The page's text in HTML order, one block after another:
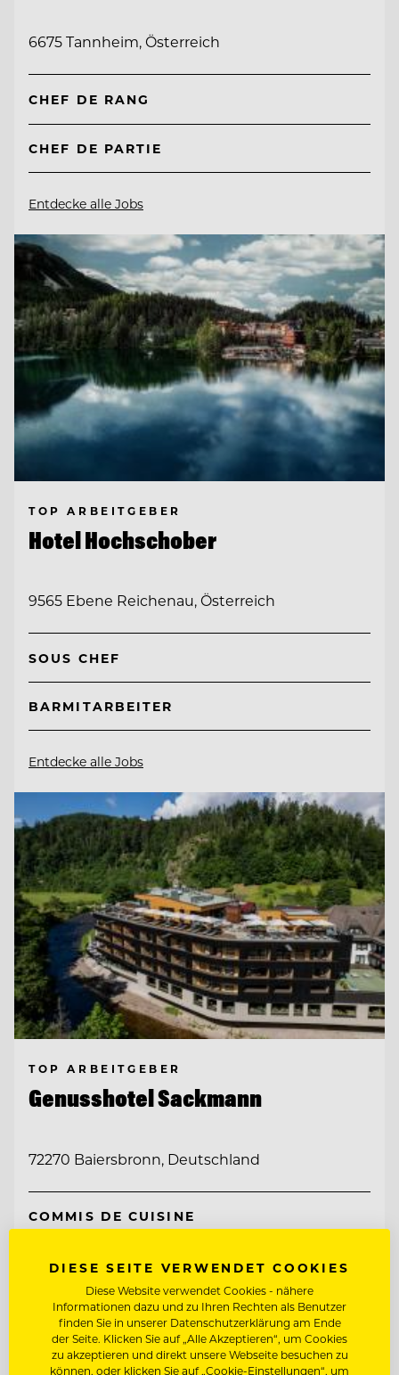
6675 Tannheim, Österreich
CHEF DE RANG
CHEF DE PARTIE
Entdecke alle Jobs
TOP ARBEITGEBER
Hotel Hochschober
9565 Ebene Reichenau, Österreich
SOUS CHEF
BARMITARBEITER
Entdecke alle Jobs
TOP ARBEITGEBER
Genusshotel Sackmann
72270 Baiersbronn, Deutschland
COMMIS DE CUISINE
ZUR WOCHENENDARBEIT!
Entdecke alle Jobs
DIESE SEITE VERWENDET COOKIES
Diese Website verwendet Cookies - nähere
Informationen dazu und zu Ihren Rechten als Benutzer
finden Sie in unserer Datenschutzerklärung am Ende
der Seite. Klicken Sie auf „Alle Akzeptieren“, um Cookies
zu akzeptieren und direkt unsere Webseite besuchen zu
können, oder klicken Sie auf „Cookie-Einstellungen“, um